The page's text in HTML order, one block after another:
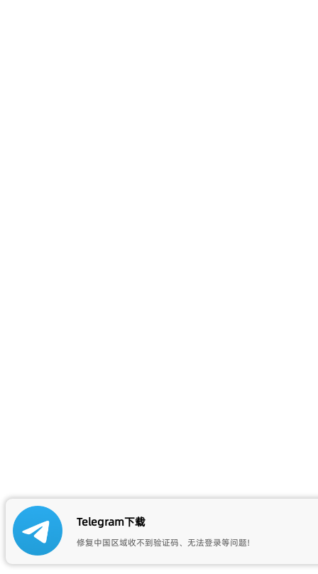
Telegram下载
修复中国区域收不到验证码、无法登录等问题!